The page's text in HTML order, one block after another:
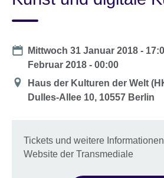
Date
Mittwoch 31 Januar 2018 -
Februar 2018 - 00:00
Location
Haus der Kulturen der Welt
Dulles-Allee 10, 10557 Berlin
Tickets und weitere
Website der Transmediale